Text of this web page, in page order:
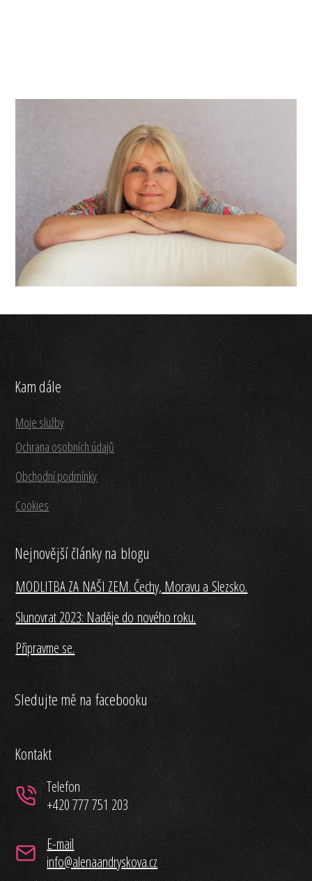
Kam dále
Moje služby
Ochrana osobních údajů
Obchodní podmínky
Cookies
Nejnovější články na blogu
MODLITBA ZA NAŠI ZEM. Čechy, Moravu a Slezsko.
Slunovrat 2023: Naděje do nového roku.
Připravme se.
Sledujte mě na facebooku
Kontakt
Telefon
+420 777 751 203
E-mail
info@alenaandryskova.cz